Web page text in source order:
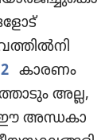
കാരണം
അല്ല,
ഈ അന്ധകാ​